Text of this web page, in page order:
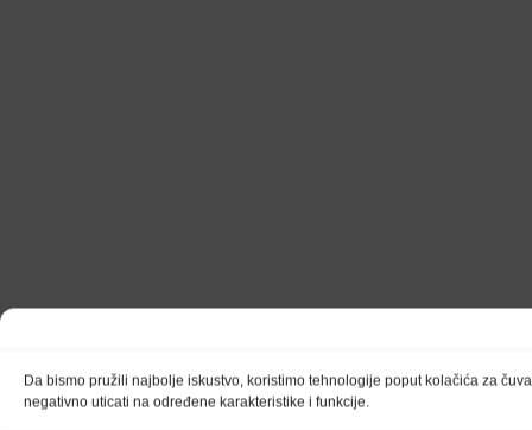
Da bismo pružili najbolje iskustvo, koristimo tehnologije poput kolačića za
negativno uticati na određene karakteristike i funkcije.